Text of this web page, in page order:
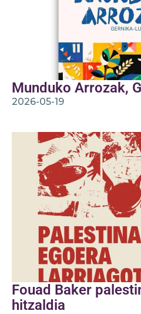
Munduko Arrozak,
2026-05-19
Fouad Baker
hitzaldia